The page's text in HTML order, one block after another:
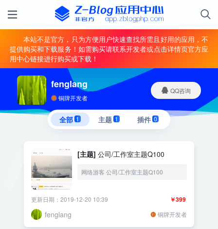
本站不是官方，只为方便用户快速查找所需且好用的应用，不
提供购买和下载服务！如需购买请联系开发者或点击详情页官方应
用中心链接进行购买或下载！
fenglang
铜牌开发者
QQ咨询
全部 1 主题 1 插件 0
[主题] 公司/工作室主题Q100
网络游客 公司/工作室主题Q100
￥399
更新日期：2019-12-20 10:39
fenglang 铜牌开发者